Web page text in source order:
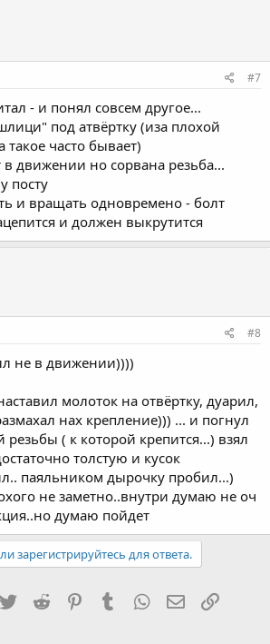
#7
- и понял совсем другое...
под атвёртку (иза плохой
такое часто бывает)
в движении но сорвана резьба...
посту
и вращать одновремено - болт
и должен выкрутится
#8
не в движении))))
молоток на отвёртку, дуарил,
нах крепление))) ... и погнул
резьбы ( к которой крепится...) взял
толстую и кусок
паяльником дырочку пробил...)
не заметно..внутри думаю не оч
думаю пойдет
зарегистрируйтесь для ответа.
TwitterReddit PinterestTumblr WhatsApp Ссылка